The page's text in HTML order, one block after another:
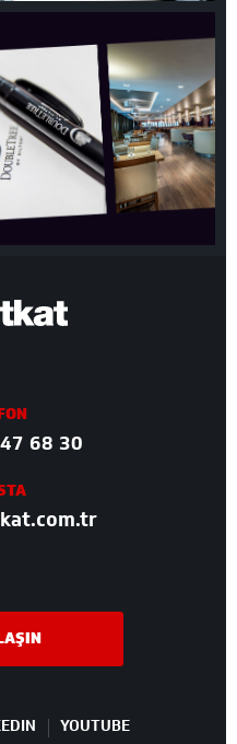
68 30
YOUTUBE